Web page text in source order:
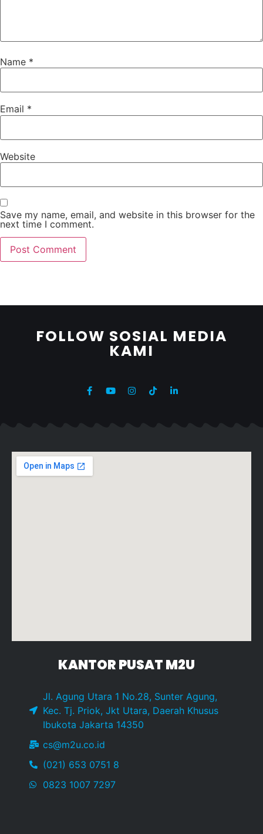
Name *
Email *
Website
Save my name, email, and website in this browser for the
next time I comment.
FOLLOW SOSIAL MEDIA
KAMI
KANTOR PUSAT M2U
Jl. Agung Utara 1 No.28, Sunter Agung,
Kec. Tj. Priok, Jkt Utara, Daerah Khusus
Ibukota Jakarta 14350
cs@m2u.co.id
(021) 653 0751 8
0823 1007 7297